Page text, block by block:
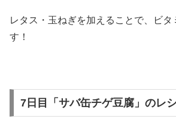
レタス・玉ねぎを加えることで、ビタ
す！
7日目「サバ缶チゲ豆腐」のレ